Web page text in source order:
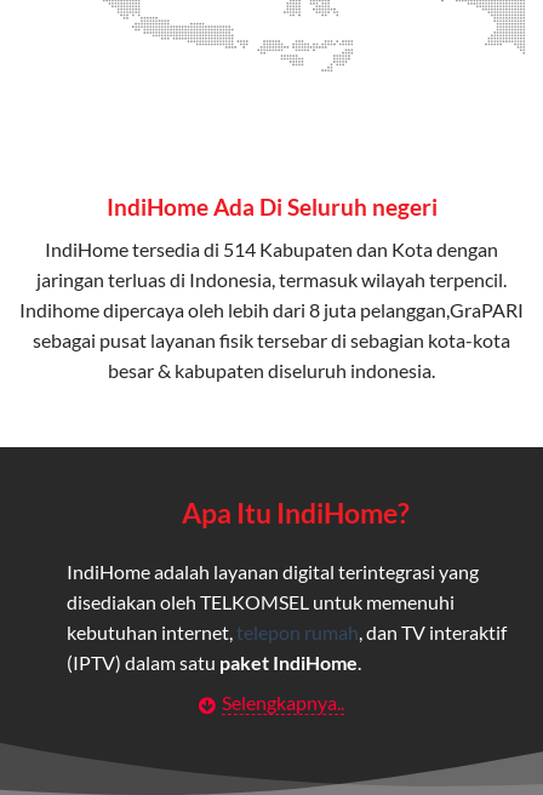
IndiHome Ada Di Seluruh negeri
IndiHome tersedia di 514 Kabupaten dan Kota dengan
jaringan terluas di Indonesia, termasuk wilayah terpencil.
Indihome dipercaya oleh lebih dari 8 juta pelanggan,GraPARI
sebagai pusat layanan fisik tersebar di sebagian kota-kota
besar & kabupaten diseluruh indonesia.
Apa Itu IndiHome?
IndiHome adalah layanan digital terintegrasi yang
disediakan oleh TELKOMSEL untuk memenuhi
kebutuhan internet, telepon rumah , dan TV interaktif
(IPTV) dalam satu paket IndiHome
Layanan Wifi Indihome ini dirancang untuk
maupun individu yang membutuhkan konektivitas dan
Selengkapnya..